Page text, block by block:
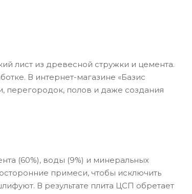
лист из древесной стружки и цемента.
В интернет-магазине «Базис
перегородок, полов и даже создания
(60%), воды (9%) и минеральных
примеси, чтобы исключить
В результате плита ЦСП обретает